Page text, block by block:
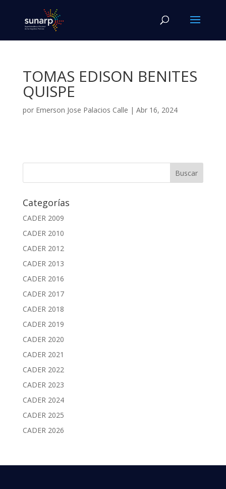
TOMAS EDISON BENITES
QUISPE
por Emerson Jose Palacios Calle | Abr 16, 2024
Categorías
CADER 2009
CADER 2010
CADER 2012
CADER 2013
CADER 2016
CADER 2017
CADER 2018
CADER 2019
CADER 2020
CADER 2021
CADER 2022
CADER 2023
CADER 2024
CADER 2025
CADER 2026